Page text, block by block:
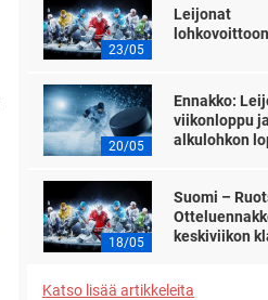
23/05
Leijonat
20/05
Ennakko:
viikonloppu ja
alkulohkon
18/05
Suomi –
keskiviikon
Katso lisää artikkeleita